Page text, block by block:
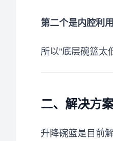
第二个是内腔利
所以"底层碗篮太
二、解决方
升降碗篮是目前